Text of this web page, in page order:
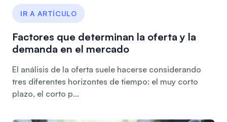
IR A ARTÍCULO
Factores que determinan la oferta y la
demanda en el mercado
El análisis de la oferta suele hacerse considerando
tres diferentes horizontes de tiempo: el muy corto
plazo, el corto p...